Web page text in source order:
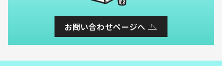
お問い合わせページへ